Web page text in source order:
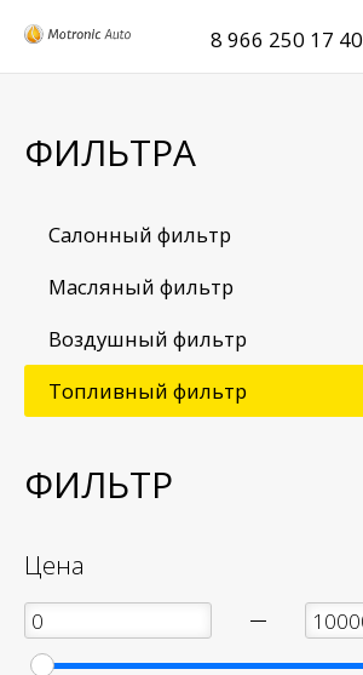
8 966 250 17 40
ФИЛЬТРА
Салонный фильтр
Масляный фильтр
Воздушный фильтр
Топливный фильтр
ФИЛЬТР
Цена
—